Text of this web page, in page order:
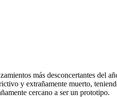
más desconcertantes del
y extrañamente muerto,
cercano a ser un prototipo.